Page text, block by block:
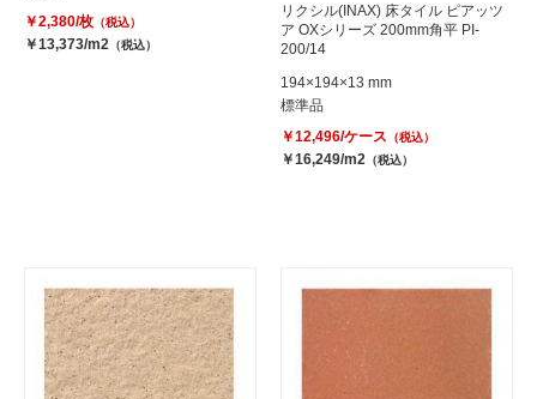
￥2,380/枚 （税込）
￥13,373/m2 （税込）
リクシル(INAX) 床タイル ピアッツ
ア OXシリーズ 200mm角平 PI-
200/14
194×194×13 mm
標準品
￥12,496/ケース （税込）
￥16,249/m2 （税込）